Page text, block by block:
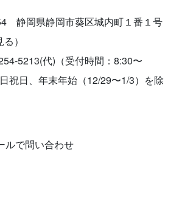
静岡県静岡市葵区城内町１番１号
）
5213(代)（受付時間：8:30〜
祝日、年末年始（12/29〜1/3）を除
ルで問い合わせ